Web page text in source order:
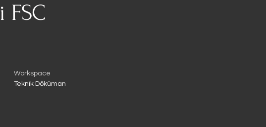
FSC
Workspace
Teknik Döküman